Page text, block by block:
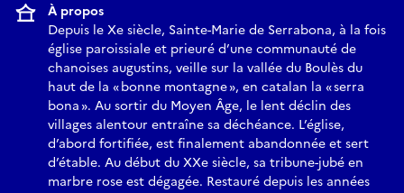
À propos
Depuis le Xe siècle, Sainte-Marie de Serrabona, à la fois
église paroissiale et prieuré d’une communauté de
chanoises augustins, veille sur la vallée du Boulès du
haut de la « bonne montagne », en catalan la « serra
bona ». Au sortir du Moyen Âge, le lent déclin des
villages alentour entraîne sa déchéance. L’église,
d’abord fortifiée, est finalement abandonnée et sert
d’étable. Au début du XXe siècle, sa tribune-jubé en
marbre rose est dégagée. Restauré depuis les années